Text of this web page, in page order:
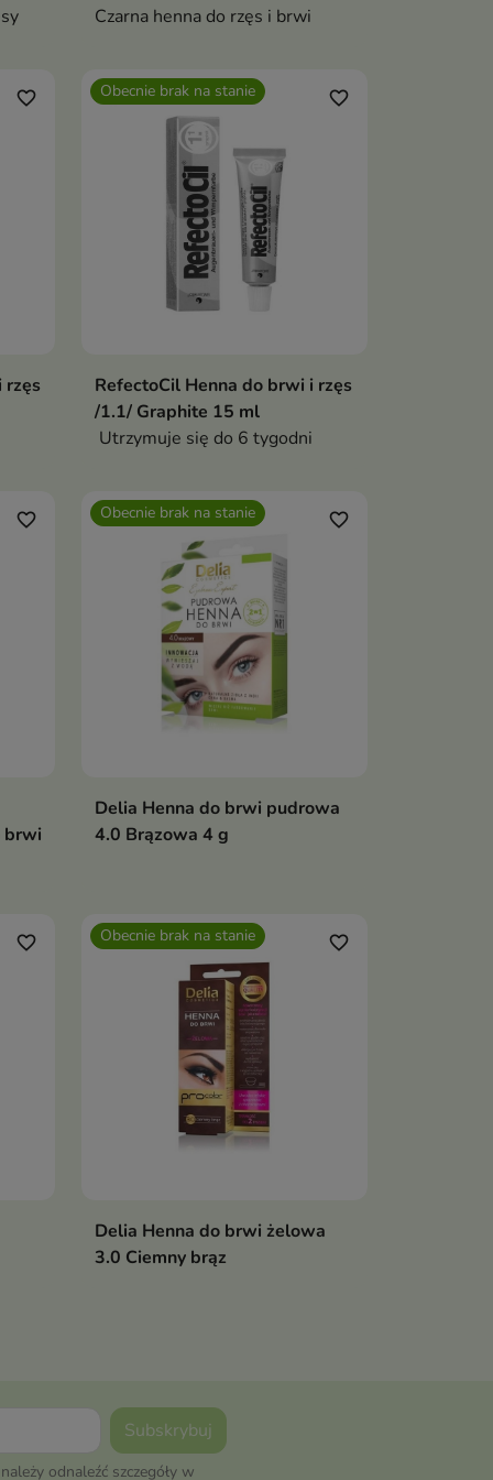
Czarna henna do rzęs i brwi
favorite_border
rzęs
Obecnie brak na stanie favorite_border
RefectoCil Henna do brwi i rzęs
/1.1/ Graphite 15 ml
Utrzymuje się do 6 tygodni
favorite_border
brwi
Obecnie brak na stanie favorite_border
Delia Henna do brwi pudrowa
4.0 Brązowa 4 g
favorite_border Obecnie brak na stanie favorite_border
Delia Henna do brwi żelowa
3.0 Ciemny brąz
odnaleźć szczegóły w